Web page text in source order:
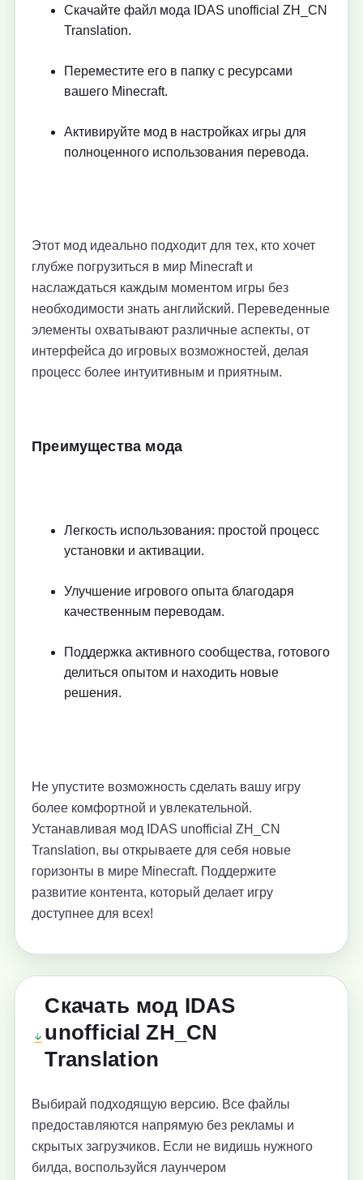
Скачайте файл мода IDAS unofficial ZH_CN
Translation.
Переместите его в папку с ресурсами
вашего Minecraft.
Активируйте мод в настройках игры для
полноценного использования перевода.
Этот мод идеально подходит для тех, кто хочет
глубже погрузиться в мир Minecraft и
наслаждаться каждым моментом игры без
необходимости знать английский. Переведенные
элементы охватывают различные аспекты, от
интерфейса до игровых возможностей, делая
процесс более интуитивным и приятным.
Преимущества мода
Легкость использования: простой процесс
установки и активации.
Улучшение игрового опыта благодаря
качественным переводам.
Поддержка активного сообщества, готового
делиться опытом и находить новые
решения.
Не упустите возможность сделать вашу игру
более комфортной и увлекательной.
Устанавливая мод IDAS unofficial ZH_CN
Translation, вы открываете для себя новые
горизонты в мире Minecraft. Поддержите
развитие контента, который делает игру
доступнее для всех!
Скачать мод IDAS
unofficial ZH_CN
Translation
Выбирай подходящую версию. Все файлы
предоставляются напрямую без рекламы и
скрытых загрузчиков. Если не видишь нужного
билда, воспользуйся лаунчером